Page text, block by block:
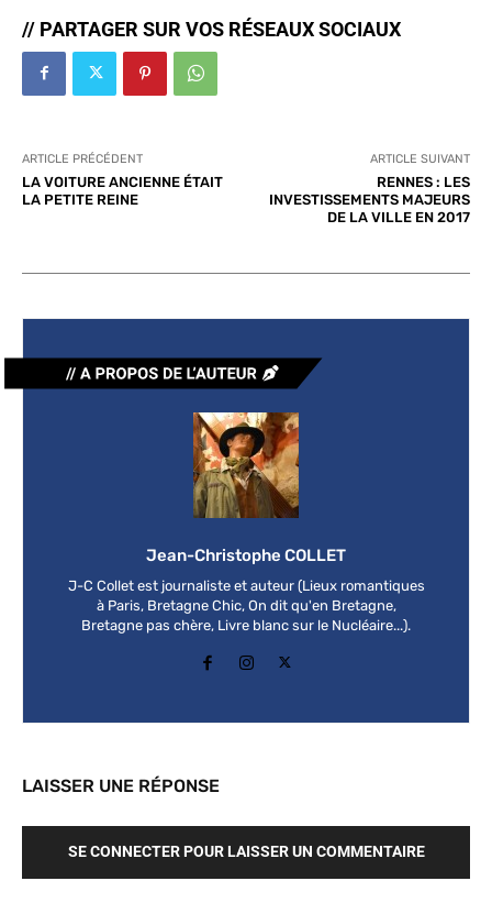
// PARTAGER SUR VOS RÉSEAUX SOCIAUX
ARTICLE PRÉCÉDENT
LA VOITURE ANCIENNE ÉTAIT
LA PETITE REINE
ARTICLE SUIVANT
RENNES : LES
INVESTISSEMENTS MAJEURS
DE LA VILLE EN 2017
Jean-Christophe COLLET
J-C Collet est journaliste et auteur (Lieux romantiques
à Paris, Bretagne Chic, On dit qu'en Bretagne,
Bretagne pas chère, Livre blanc sur le Nucléaire...).
LAISSER UNE RÉPONSE
SE CONNECTER POUR LAISSER UN COMMENTAIRE